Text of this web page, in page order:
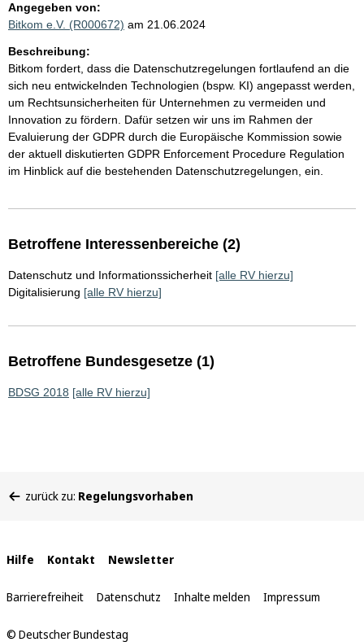
Angegeben von:
Bitkom e.V. (R000672) am 21.06.2024
Beschreibung:
Bitkom fordert, dass die Datenschutzregelungen fortlaufend an die
sich neu entwickelnden Technologien (bspw. KI) angepasst werden,
um Rechtsunsicherheiten für Unternehmen zu vermeiden und
Innovation zu fördern. Dafür setzen wir uns im Rahmen der
Evaluierung der GDPR durch die Europäische Kommission sowie
der aktuell diskutierten GDPR Enforcement Procedure Regulation
im Hinblick auf die bestehenden Datenschutzregelungen, ein.
Betroffene Interessenbereiche (2)
Datenschutz und Informationssicherheit [alle RV hierzu]
Digitalisierung [alle RV hierzu]
Betroffene Bundesgesetze (1)
BDSG 2018 [alle RV hierzu]
befinden
zurück zu: Regelungsvorhaben
Interne
Links
Hilfe Kontakt Newsletter
Barrierefreiheit Datenschutz Inhalte melden Impressum
© Deutscher Bundestag